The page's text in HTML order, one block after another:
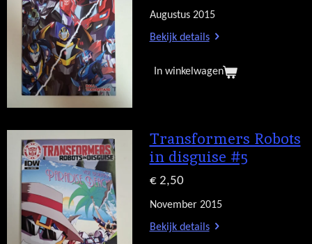
Augustus 2015
Bekijk details
In winkelwagen
Transformers Robots
in disguise #5
€ 2,50
November 2015
Bekijk details